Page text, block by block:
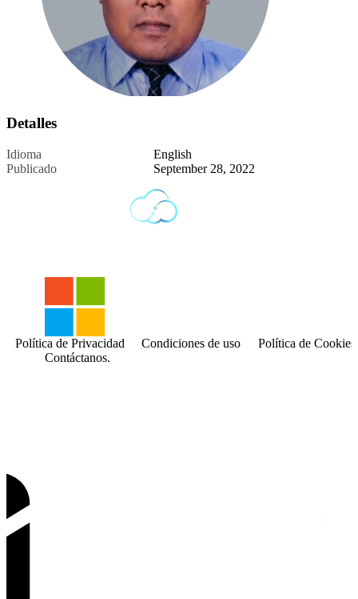
Detalles
Idioma
English
Publicado
September 28, 2022
Contáctanos.
Política de Privacidad Condiciones de uso Política de Cookies